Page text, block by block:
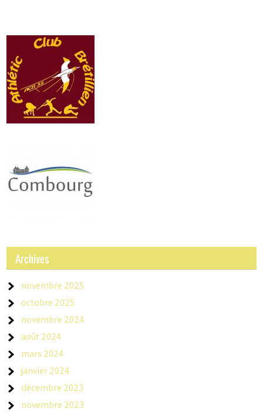
Archives
novembre 2025
octobre 2025
novembre 2024
août 2024
mars 2024
janvier 2024
décembre 2023
novembre 2023